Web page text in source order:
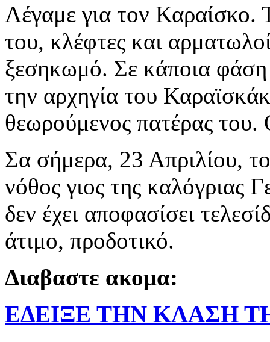
Λέγαμε για τον Καραίσκο.
του, κλέφτες και
ξεσηκωμό. Σε κάποια φάση
την αρχηγία του
θεωρούμενος πατέρας
Σα σήμερα, 23 Απριλίου,
νόθος γιος της καλόγριας
δεν έχει αποφασίσει
άτιμο, προδοτικό.
Διαβαστε ακομα:
ΕΔΕΙΞΕ ΤΗΝ ΚΛΑΣΗ